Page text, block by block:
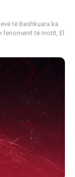
të Bashkuara ka
fenomenit të motit, El